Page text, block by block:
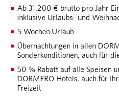
Ab 31.200 € brutto pro Jahr
inklusive Urlaubs- und
5 Wochen Urlaub
Übernachtungen in allen
Sonderkonditionen, auch für
50 % Rabatt auf alle Speisen
DORMERO Hotels, auch für
Freizeit